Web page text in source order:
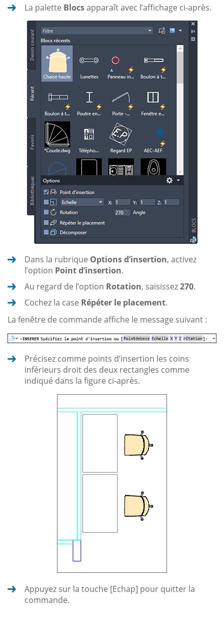
La palette Blocsapparaît avec l’affichage ci-après.
Dans la rubrique Options d’insertion, activez
l’option Point d’insertion.
Au regard de l’option Rotation, saisissez270.
Cochez la case Répéter le placement.
La fenêtre de commande affiche le message suivant :
Précisez comme points d’insertion les coins
inférieurs droit des deux rectangles comme
indiqué dans la figure ci-après.
Appuyez sur la touche [Echap] pour quitter la
commande.